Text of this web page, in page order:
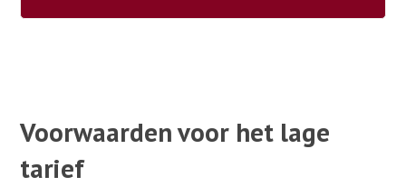
Voorwaarden voor het lage
tarief